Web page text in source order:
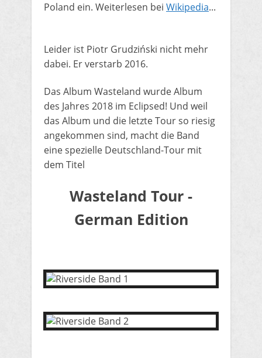
Poland ein. Weiterlesen bei Wikipedia...
Leider ist Piotr Grudziński nicht mehr
dabei. Er verstarb 2016.
Das Album Wasteland wurde Album
des Jahres 2018 im Eclipsed! Und weil
das Album und die letzte Tour so riesig
angekommen sind, macht die Band
eine spezielle Deutschland-Tour mit
dem Titel​
Wasteland Tour -
German Edition